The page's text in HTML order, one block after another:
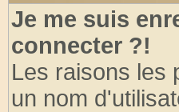
Je me suis
connecter ?!
Les raisons les
un nom